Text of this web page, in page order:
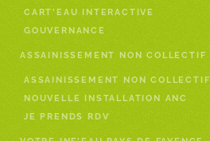
CART’EAU INTERACTIVE
GOUVERNANCE
ASSAINISSEMENT NON COLLECTIF
ASSAINISSEMENT NON COLLECTIF
NOUVELLE INSTALLATION ANC
JE PRENDS RDV